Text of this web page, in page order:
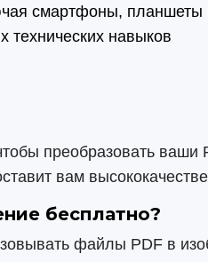
смартфоны,
технических навыков
преобразовать
вам
бесплатно?
файлы PDF в